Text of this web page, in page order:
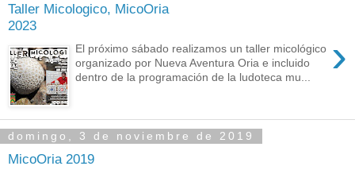
Taller Micologico, MicoOria
2023
›
El próximo sábado realizamos un taller micológico
organizado por Nueva Aventura Oria e incluido
dentro de la programación de la ludoteca mu...
domingo, 3 de noviembre de 2019
MicoOria 2019